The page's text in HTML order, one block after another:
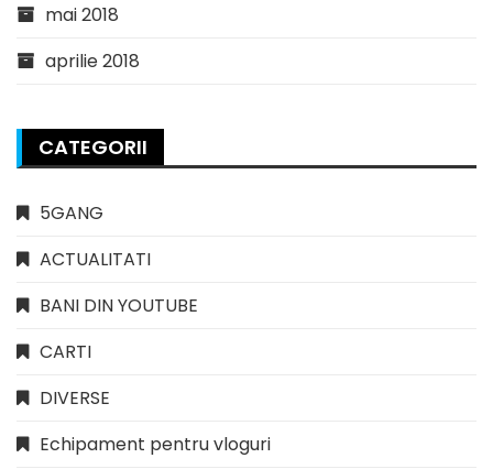
mai 2018
aprilie 2018
CATEGORII
5GANG
ACTUALITATI
BANI DIN YOUTUBE
CARTI
DIVERSE
Echipament pentru vloguri